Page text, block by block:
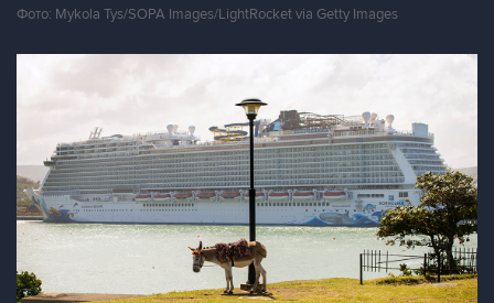
Фото: Mykola Tys/SOPA Images/LightRocket via Getty Images